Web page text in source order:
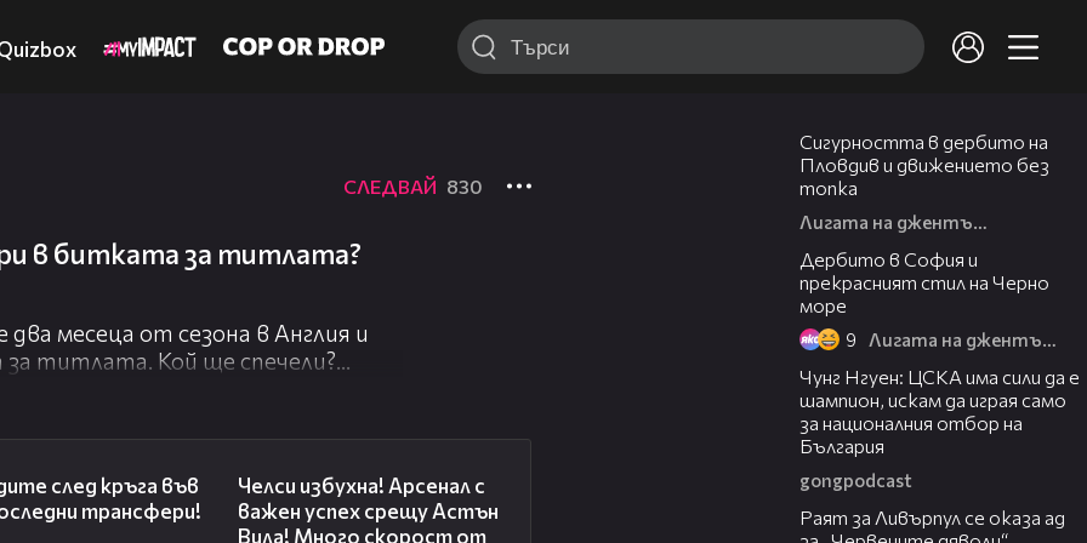
СЛЕДВАЙ 830
в битката за титлата?
месеца от сезона в Англия и
титлата. Кой ще спечели?
между Арсенал и Манчестър
въпроси, на които често
съответния коментар.
след кръга във
трансфери!
Челси избухна! Арсенал с
важен успех срещу Астън
Вила! Много скорост от
Сигурността в дербито на
Пловдив и движението без
топка
Лигата на джентълмените
Дербито в София и
прекрасният стил на Черно
море
9 Лигата на джентълмените
Чунг Нгуен: ЦСКА има сили да е
шампион, искам да играя само
за националния отбор на
България
gongpodcast
Раят за Ливърпул се оказа ад